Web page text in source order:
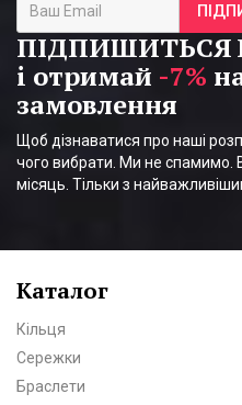
ПІДПИШИТЬСЯ
і отримай -7%
замовлення
Щоб дізнаватися про наші
чого вибрати. Ми не спамимо.
місяць. Тільки з
Каталог
Кільця
Сережки
Браслети